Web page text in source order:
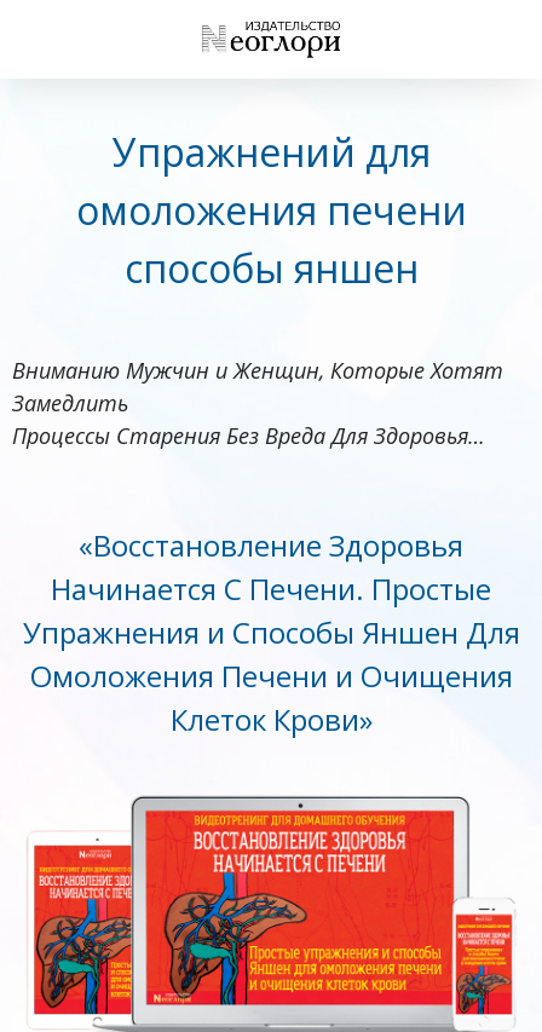
Упражнений для
омоложения печени
способы яншен
Вниманию Мужчин и Женщин, Которые Хотят
Замедлить
Процессы Старения Без Вреда Для Здоровья…
«Восстановление Здоровья
Начинается С Печени. Простые
Упражнения и Способы Яншен Для
Омоложения Печени и Очищения
Клеток Крови»